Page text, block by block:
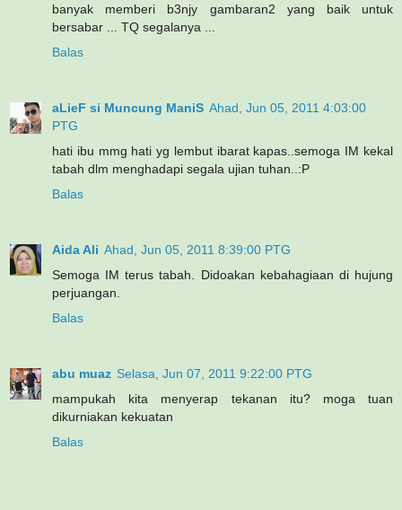
banyak memberi b3njy gambaran2 yang baik untuk
bersabar ... TQ segalanya ...
Balas
aLieF si Muncung ManiS Ahad, Jun 05, 2011 4:03:00
PTG
hati ibu mmg hati yg lembut ibarat kapas..semoga IM kekal
tabah dlm menghadapi segala ujian tuhan..:P
Balas
Aida Ali Ahad, Jun 05, 2011 8:39:00 PTG
Semoga IM terus tabah. Didoakan kebahagiaan di hujung
perjuangan.
Balas
abu muaz Selasa, Jun 07, 2011 9:22:00 PTG
mampukah kita menyerap tekanan itu? moga tuan
dikurniakan kekuatan
Balas